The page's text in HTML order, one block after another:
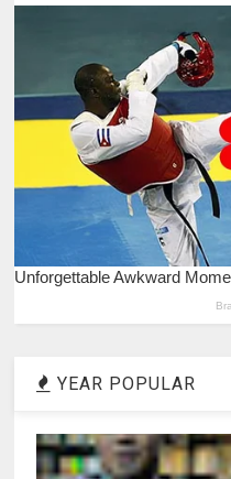
YEAR POPULAR